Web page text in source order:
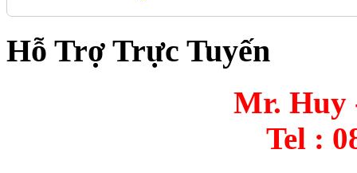
Hỗ Trợ Trực Tuyến
Mr. Huy
Tel :